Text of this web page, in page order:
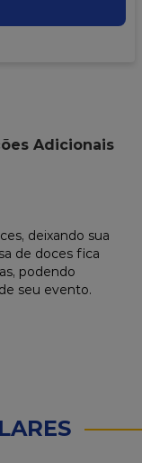
Adicionais
deixando sua
de doces fica
podendo
seu evento.